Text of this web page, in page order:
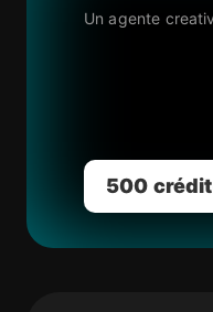
Un agente
500